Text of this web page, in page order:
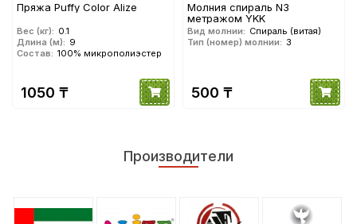
Пряжа Puffy Color Alize
Вес (кг): 0.1
Длина (м): 9
Состав: 100% микрополиэстер
1050 ₸
Молния спираль N3
метражом YKK
Вид молнии: Спираль (витая)
Тип (номер) молнии: 3
500 ₸
Производители